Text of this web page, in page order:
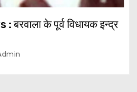
के पूर्व विधायक इन्द्र